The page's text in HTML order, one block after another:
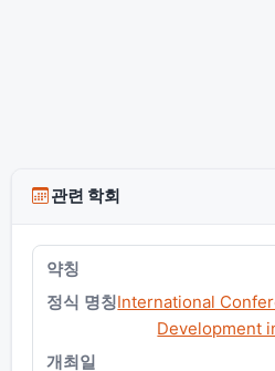
관련 학회
International
Development